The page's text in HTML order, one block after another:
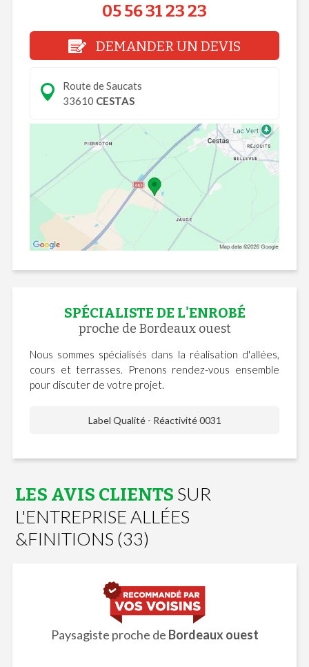
05 56 31 23 23
DEMANDER UN DEVIS
Route de Saucats
33610 CESTAS
SPÉCIALISTE DE L'ENROBÉ
proche de Bordeaux ouest
Nous sommes spécialisés dans la réalisation d'allées,
cours et terrasses. Prenons rendez-vous ensemble
pour discuter de votre projet.
Label Qualité - Réactivité 0031
LES AVIS CLIENTS SUR
L'ENTREPRISE ALLÉES
&FINITIONS (33)
Paysagiste proche de Bordeaux ouest